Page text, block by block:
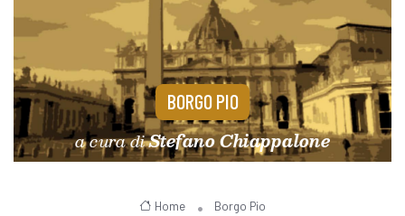
BORGO PIO
a cura diStefano Chiappalone
Home Borgo Pio